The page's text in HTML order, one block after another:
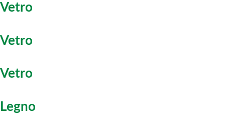
Vetro
Vetro
Vetro
Legno